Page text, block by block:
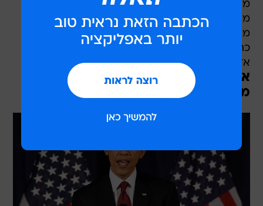
משרד החוץ האמריקאי סיפר כי ממשלו של אובמה
מסכים כי אין לסוריה מקום במועצה ואמר כי "אנחנו
מאמינים כי זה יהיה לא ראוי וצבוע לקבל את סוריה
כחברה במועצה, בהתחשב בפעולותיה כנגד
אזרחיה".
אובמה: "קורא לאסד לחדול מהאלימות
מיד"